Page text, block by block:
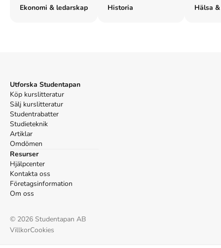
Ekonomi & ledarskap Historia Hälsa
Utforska Studentapan
Köp kurslitteratur
Sälj kurslitteratur
Studentrabatter
Studieteknik
Artiklar
Omdömen
Resurser
Hjälpcenter
Kontakta oss
Företagsinformation
Om oss
© 2026 Studentapan AB
VillkorCookies